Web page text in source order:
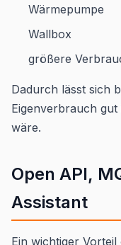
Wärmepumpe
Wallbox
größere
Dadurch lässt sich
Eigenverbrauch
wäre.
Open API,
Assistant
Ein wichtiger